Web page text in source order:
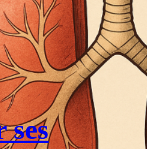
ses